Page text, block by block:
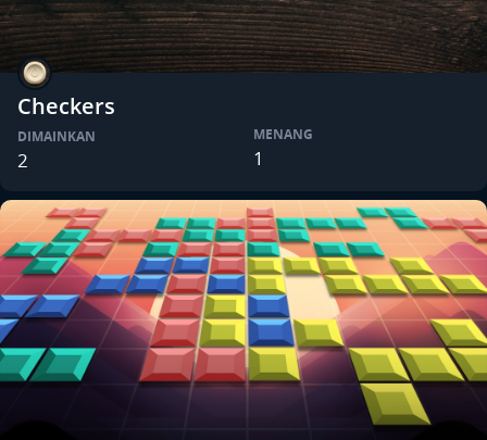
Checkers
DIMAINKAN
2
MENANG
1